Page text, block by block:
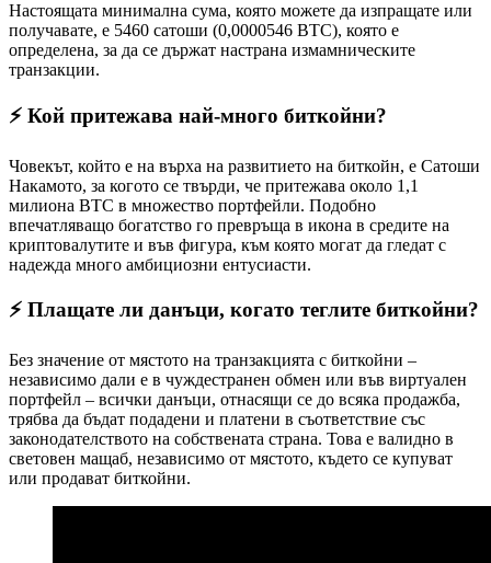
Настоящата минимална сума, която можете да изпращате или
получавате, е 5460 сатоши (0,0000546 BTC), която е
определена, за да се държат настрана измамническите
транзакции.
⚡️ Кой притежава най-много биткойни?
Човекът, който е на върха на развитието на биткойн, е Сатоши
Накамото, за когото се твърди, че притежава около 1,1
милиона BTC в множество портфейли. Подобно
впечатляващо богатство го превръща в икона в средите на
криптовалутите и във фигура, към която могат да гледат с
надежда много амбициозни ентусиасти.
⚡️ Плащате ли данъци, когато теглите биткойни?
Без значение от мястото на транзакцията с биткойни –
независимо дали е в чуждестранен обмен или във виртуален
портфейл – всички данъци, отнасящи се до всяка продажба,
трябва да бъдат подадени и платени в съответствие със
законодателството на собствената страна. Това е валидно в
световен мащаб, независимо от мястото, където се купуват
или продават биткойни.